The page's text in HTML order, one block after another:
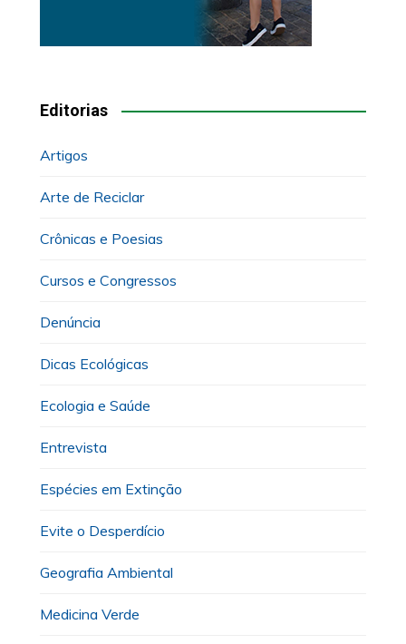
Editorias
Artigos
Arte de Reciclar
Crônicas e Poesias
Cursos e Congressos
Denúncia
Dicas Ecológicas
Ecologia e Saúde
Entrevista
Espécies em Extinção
Evite o Desperdício
Geografia Ambiental
Medicina Verde